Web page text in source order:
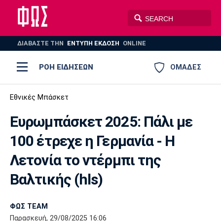
ΔΙΑΒΑΣΤΕ THN ΕΝΤΥΠΗ ΕΚΔΟΣΗ ONLINE
ΟΜΑΔΕΣ
ΡΟΗ ΕΙΔΗΣΕΩΝ
ΠΟΔΟΣΦΑΙΡΟ
ΒΟΛΕΪ
AUTO-MOTO PLUS
Ποδόσφαιρο
Super League 1
Super League 2
Γ Εθνική
Μπάσκετ
Ελλάδα
Εθνική
Ολυμπιακοί Αγώνες
Βόλεϊ
Ολυμπιακός ΑΕΚ ΠΑΟΚ
Εθνικές Μπάσκετ
Ευρωμπάσκετ 2025: Πάλι με
100 έτρεχε η Γερμανία - Η
Λετονία το ντέρμπι της
Βαλτικής (hls)
ΦΩΣ TEAM
Παρασκευή, 29/08/2025 16:06